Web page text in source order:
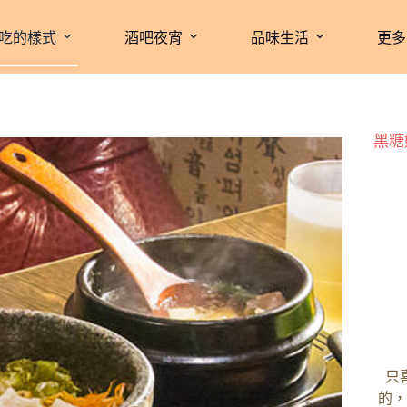
的樣式 酒吧夜宵 品味生活 更多
黑
只
的